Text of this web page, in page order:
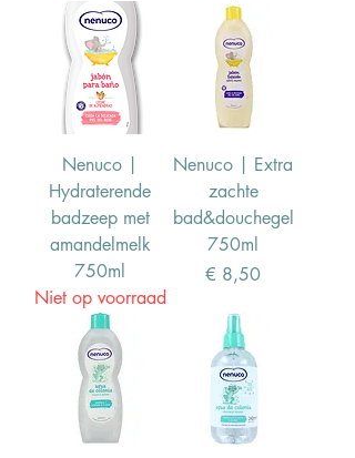
Nenuco |
Hydraterende
badzeep met
amandelmelk
750ml
Niet op voorraad
Nenuco | Extra
zachte
bad&douchegel
750ml
Prijs
€ 8,50